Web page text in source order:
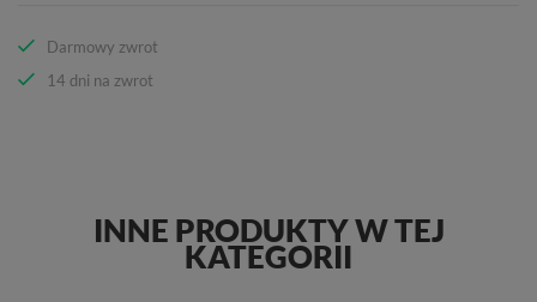
Darmowy zwrot
14 dni na zwrot
INNE PRODUKTY W TEJ
KATEGORII